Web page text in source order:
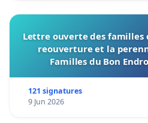
Lettre ouverte des familles
reouverture et la
Familles du Bon
121 signatures
9 Jun 2026